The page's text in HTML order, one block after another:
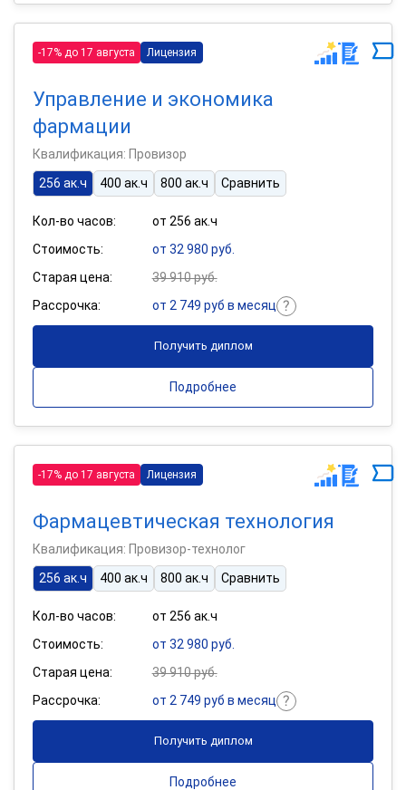
-17% до 17 августа Лицензия
Управление и экономика
фармации
Квалификация: Провизор
256 ак.ч
400 ак.ч 800 ак.ч Сравнить
Кол-во часов:
от 256 ак.ч
Стоимость:
от 32 980 руб.
Старая цена:
39 910 руб.
Рассрочка:
от 2 749 руб в месяц
Получить диплом
Подробнее
-17% до 17 августа Лицензия
Фармацевтическая технология
Квалификация: Провизор-технолог
256 ак.ч
400 ак.ч 800 ак.ч Сравнить
Кол-во часов:
от 256 ак.ч
Стоимость:
от 32 980 руб.
Старая цена:
39 910 руб.
Рассрочка:
от 2 749 руб в месяц
Получить диплом
Подробнее